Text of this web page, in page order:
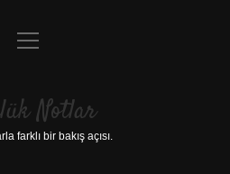
Anasayfa
Uyarı
menüyü
Notlar
farklı bir bakış açısı.